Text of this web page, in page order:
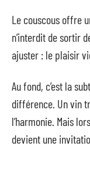
Le couscous offre
n’interdit de sortir
ajuster : le plaisir
Au fond, c’est la
différence. Un vin
l’harmonie. Mais
devient une